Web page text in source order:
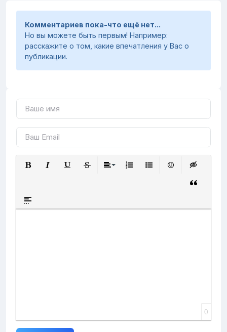
Комментариев пока-что ещё нет...
Но вы можете быть первым! Например:
расскажите о том, какие впечатления у Вас о
публикации.
Нумерованный список
Маркированный список
ВставитьВставка
0